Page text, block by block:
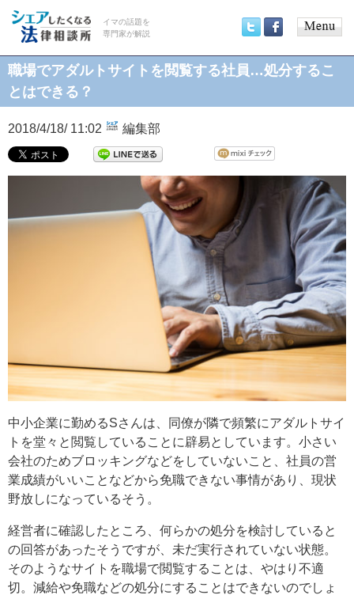
イマの話題を
専門家が解説
menu
職場でアダルトサイトを閲覧する社員…処分するこ
とはできる？
2018/4/18/ 11:02 編集部
中小企業に勤めるSさんは、同僚が隣で頻繁にアダルトサイ
トを堂々と閲覧していることに辟易としています。小さい
会社のためブロッキングなどをしていないこと、社員の営
業成績がいいことなどから免職できない事情があり、現状
野放しになっているそう。
経営者に確認したところ、何らかの処分を検討していると
の回答があったそうですが、未だ実行されていない状態。
そのようなサイトを職場で閲覧することは、やはり不適
切。減給や免職などの処分にすることはできないのでしょ